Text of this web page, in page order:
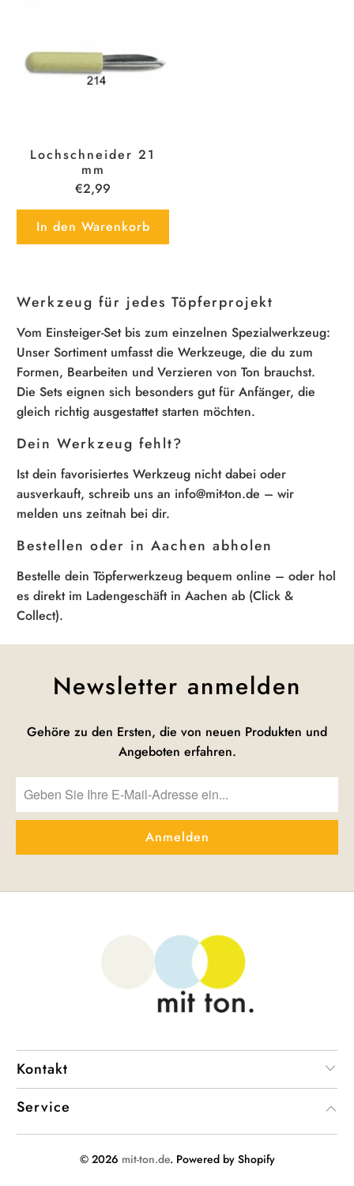
Lochschneider 21
mm
€2,99
In den Warenkorb
Werkzeug für jedes Töpferprojekt
Vom Einsteiger-Set bis zum einzelnen Spezialwerkzeug:
Unser Sortiment umfasst die Werkzeuge, die du zum
Formen, Bearbeiten und Verzieren von Ton brauchst.
Die Sets eignen sich besonders gut für Anfänger, die
gleich richtig ausgestattet starten möchten.
Dein Werkzeug fehlt?
Ist dein favorisiertes Werkzeug nicht dabei oder
ausverkauft, schreib uns an info@mit-ton.de – wir
melden uns zeitnah bei dir.
Bestellen oder in Aachen abholen
Bestelle dein Töpferwerkzeug bequem online – oder hol
es direkt im Ladengeschäft in Aachen ab (Click &
Collect).
Newsletter anmelden
Gehöre zu den Ersten, die von neuen Produkten und
Angeboten erfahren.
Kontakt
Service
© 2026 mit-ton.de. Powered by Shopify